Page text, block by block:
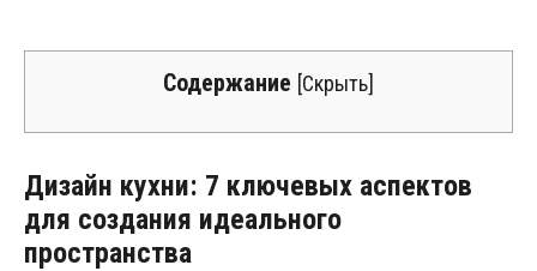
Содержание [Скрыть]
Дизайн кухни: 7 ключевых аспектов
для создания идеального
пространства